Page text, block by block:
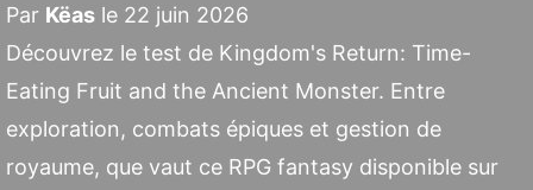
Par Këas le 22 juin 2026
Découvrez le test de Kingdom's Return: Time-
Eating Fruit and the Ancient Monster. Entre
exploration, combats épiques et gestion de
royaume, que vaut ce RPG fantasy disponible sur